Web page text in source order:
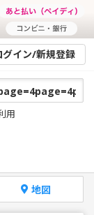
グイン/新規登録
用
地図